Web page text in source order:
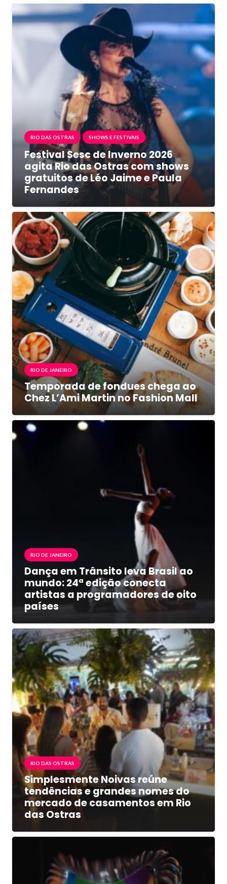
RIO DAS OSTRAS SHOWS E FESTIVAIS
Festival Sesc de Inverno 2026
agita Rio das Ostras com shows
gratuitos de Léo Jaime e Paula
Fernandes
RIO DE JANEIRO
Temporada de fondues chega ao
Chez L’Ami Martin no Fashion Mall
RIO DE JANEIRO
Dança em Trânsito leva Brasil ao
mundo: 24ª edição conecta
artistas a programadores de oito
países
RIO DAS OSTRAS
Simplesmente Noivas reúne
tendências e grandes nomes do
mercado de casamentos em Rio
das Ostras